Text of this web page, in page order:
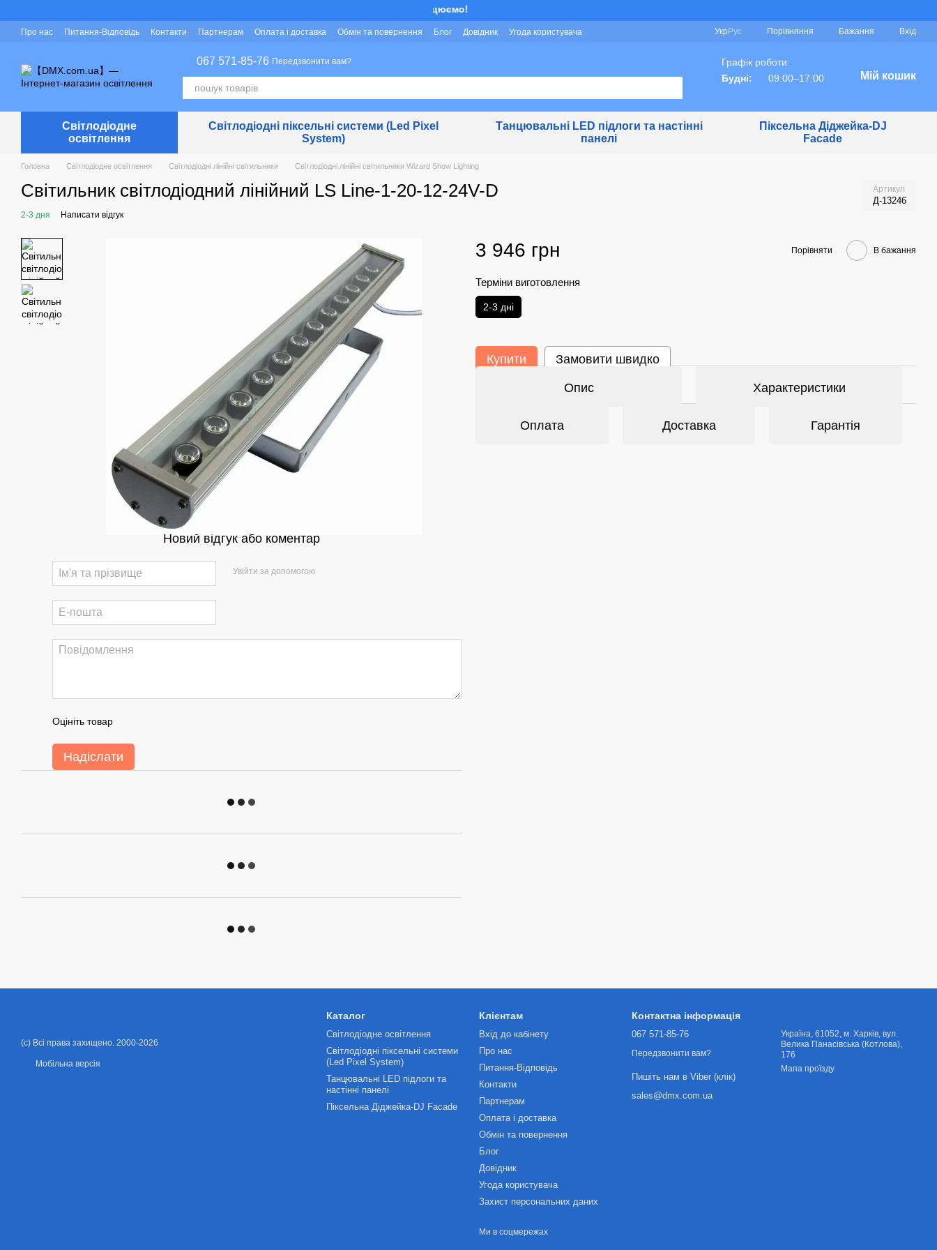
Ми працюємо!
Про нас Питання-Відповідь Контакти Партнерам Оплата і доставка Обмін та повернення Блог Довідник
Угода користувача
Укр Рус Порівняння Бажання Вхід
067 571-85-76 Передзвонити вам?
Графік роботи:
Будні:
09:00–17:00 Мій кошик
Світлодіодне
освітлення
Світлодіодні піксельні системи (Led Pixel
System)
Танцювальні LED підлоги та настінні
панелі
Піксельна Діджейка-DJ
Facade
Головна Світлодіодне освітлення Світлодіодні лінійні світильники Світлодіодні лінійні світильники Wizard Show Lighting
Світильник світлодіодний лінійний LS Line-1-20-12-24V-D Артикул
Д-13246
2-3 дня Написати відгук
Новий відгук або коментар
Увійти за допомогою
Оцініть товар
Надіслати
3 946 грн Порівняти В бажання
Терміни виготовлення
2-3 дні
Купити Замовити швидко
Опис Характеристики
Оплата Доставка Гарантія
(c) Всі права захищено. 2000-2026
Мобільна версія
Каталог
Світлодіодне освітлення
Світлодіодні піксельні системи
(Led Pixel System)
Танцювальні LED підлоги та
настінні панелі
Піксельна Діджейка-DJ Facade
Клієнтам
Вхід до кабінету
Про нас
Питання-Відповідь
Контакти
Партнерам
Оплата і доставка
Обмін та повернення
Блог
Довідник
Угода користувача
Захист персональних даних
Ми в соцмережах
Контактна інформація
067 571-85-76
Передзвонити вам?
Пишіть нам в Viber (клік)
sales@dmx.com.ua
Українa, 61052, м. Харків, вул.
Велика Панасівська (Котлова),
176
Мапа проїзду